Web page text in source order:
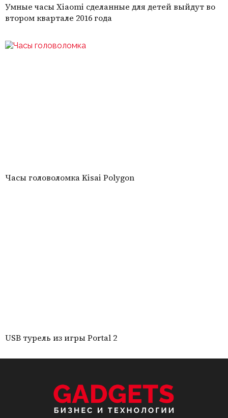
Умные часы Xiaomi сделанные для детей выйдут во
втором квартале 2016 года
Часы головоломка Kisai Polygon
USB турель из игры Portal 2